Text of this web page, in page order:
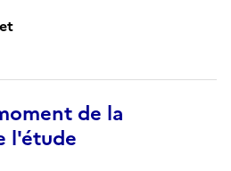
de la
l'étude